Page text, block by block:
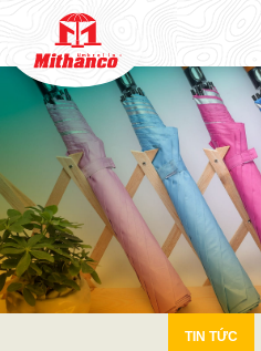
TIN TỨC